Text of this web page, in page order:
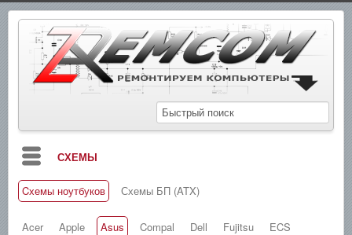
СХЕМЫ
БЛОГ
МАНУАЛЫ
Cхемы ноутбуков Схемы БП (ATX)
Acer Apple Asus Compal Dell Fujitsu
ECS